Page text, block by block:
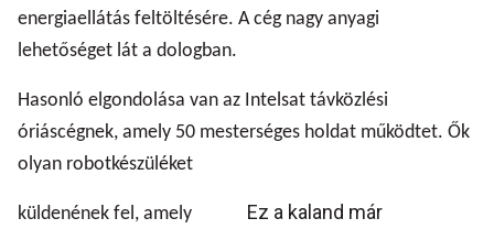
energiaellátás feltöltésére. A cég nagy anyagi
lehetőséget lát a dologban.
Hasonló elgondolása van az Intelsat távközlési
óriáscégnek, amely 50 mesterséges holdat működtet. Ők
olyan robotkészüléket
Ez a kaland már
küldenének fel, amely